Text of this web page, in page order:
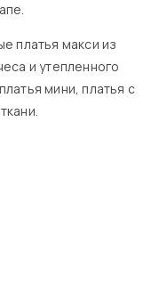
платья макси из
и утепленного
мини, платья с